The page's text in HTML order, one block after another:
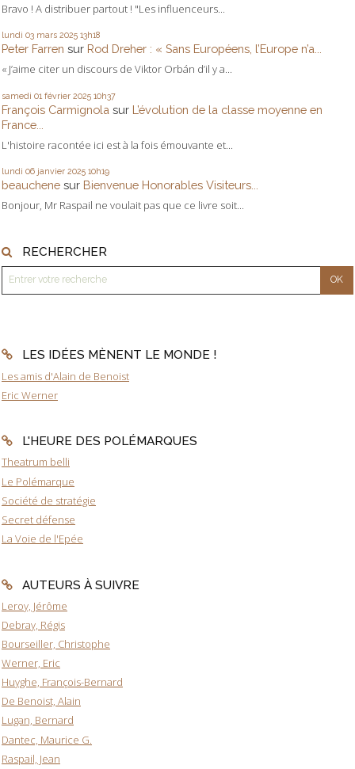
Bravo ! A distribuer partout ! "Les influenceurs...
lundi 03 mars 2025 13h18
Peter Farren sur Rod Dreher : « Sans Européens, l’Europe n’a...
« J’aime citer un discours de Viktor Orbán d’il y a...
samedi 01 février 2025 10h37
François Carmignola sur L’évolution de la classe moyenne en
France...
L'histoire racontée ici est à la fois émouvante et...
lundi 06 janvier 2025 10h19
beauchene sur Bienvenue Honorables Visiteurs...
Bonjour, Mr Raspail ne voulait pas que ce livre soit...
RECHERCHER
LES IDÉES MÈNENT LE MONDE !
Les amis d'Alain de Benoist
Eric Werner
L'HEURE DES POLÉMARQUES
Theatrum belli
Le Polémarque
Société de stratégie
Secret défense
La Voie de l'Epée
AUTEURS À SUIVRE
Leroy, Jérôme
Debray, Régis
Bourseiller, Christophe
Werner, Eric
Huyghe, François-Bernard
De Benoist, Alain
Lugan, Bernard
Dantec, Maurice G.
Raspail, Jean